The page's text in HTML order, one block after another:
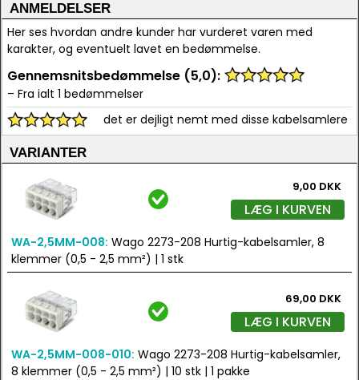
ANMELDELSER
Her ses hvordan andre kunder har vurderet varen med
karakter, og eventuelt lavet en bedømmelse.
Gennemsnitsbedømmelse (5,0):
– Fra ialt 1 bedømmelser
det er dejligt nemt med disse kabelsamlere
VARIANTER
9,00 DKK
LÆG I KURVEN
WA-2,5MM-008: Wago 2273-208 Hurtig-kabelsamler, 8
klemmer (0,5 - 2,5 mm²) | 1 stk
69,00 DKK
LÆG I KURVEN
WA-2,5MM-008-010: Wago 2273-208 Hurtig-kabelsamler,
8 klemmer (0,5 - 2,5 mm²) | 10 stk | 1 pakke